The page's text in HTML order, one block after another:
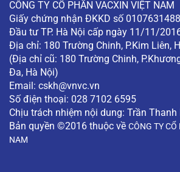
CÔNG TY CỔ PHẦN VACXIN VIỆT NAM
Giấy chứng nhận ĐKKD số
Đầu tư TP. Hà Nội cấp ngày 11/11/
Địa chỉ: 180 Trường Chinh, P.Kim Liên,
(Địa chỉ cũ: 180 Trường Chinh,
Đa, Hà Nội)
Email: cskh@vnvc.vn
Số điện thoại: 028 7102 6595
Chịu trách nhiệm nội dung: Trần Thanh
Bản quyền ©2016 thuộc về CÔNG TY
NAM